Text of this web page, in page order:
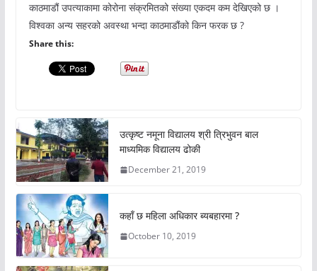
काठमाडौं उपत्याकामा कोरोना संक्रमितको संख्या एकदम कम देखिएको छ ।
विश्वका अन्य सहरको अवस्था भन्दा काठमाडौंको किन फरक छ ?
Share this:
उत्कृष्ट नमूना विद्यालय श्री त्रिभुवन बाल
माध्यमिक विद्यालय ढोकी
December 21, 2019
कहाँ छ महिला अधिकार ब्यबहारमा ?
October 10, 2019